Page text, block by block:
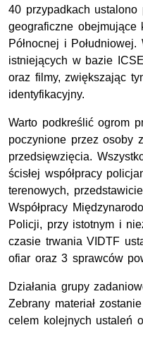
40 przypadkach ustalono
geograficzne obejmujące
Północnej i
istniejących w bazie
oraz filmy, zwiększając
identyfikacyjny.
Warto podkreślić ogrom
poczynione przez osoby
przedsięwzięcia.
ścisłej współpracy
terenowych,
Współpracy
Policji, przy istotnym i
czasie trwania VIDTF
ofiar oraz 3 sprawców
Działania grupy
Zebrany materiał
celem kolejnych ustaleń